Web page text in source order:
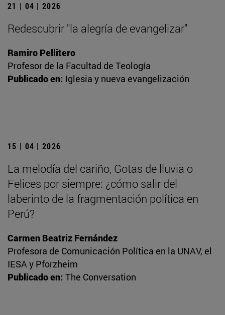
21 | 04 | 2026
Redescubrir "la alegría de evangelizar"
Ramiro Pellitero
Profesor de la Facultad de Teología
Publicado en: Iglesia y nueva evangelización
15 | 04 | 2026
La melodía del cariño, Gotas de lluvia o
Felices por siempre: ¿cómo salir del
laberinto de la fragmentación política en
Perú?
Carmen Beatriz Fernández
Profesora de Comunicación Política en la UNAV, el
IESA y Pforzheim
Publicado en: The Conversation